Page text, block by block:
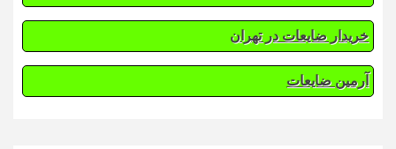
خریدار ضایعات در تهران
آرمین ضایعات